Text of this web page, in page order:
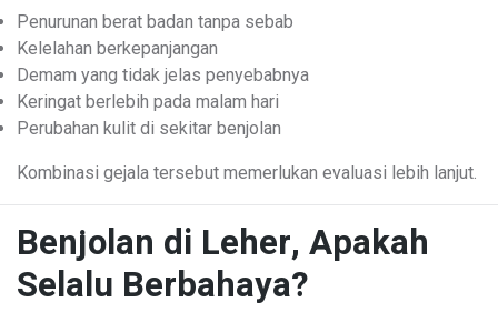
Penurunan berat badan tanpa sebab
Kelelahan berkepanjangan
Demam yang tidak jelas penyebabnya
Keringat berlebih pada malam hari
Perubahan kulit di sekitar benjolan
Kombinasi gejala tersebut memerlukan evaluasi lebih lanjut.
Benjolan di Leher, Apakah
Selalu Berbahaya?